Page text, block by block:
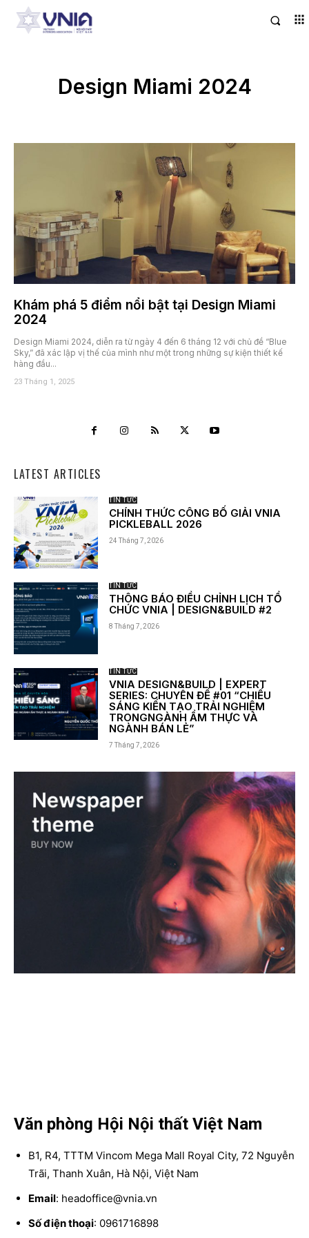
Design Miami 2024
Khám phá 5 điểm nổi bật tại Design Miami
2024
Design Miami 2024, diễn ra từ ngày 4 đến 6 tháng 12 với chủ đề “Blue
Sky,” đã xác lập vị thế của mình như một trong những sự kiện thiết kế
hàng đầu...
23 Tháng 1, 2025
LATEST ARTICLES
TIN TỨC
CHÍNH THỨC CÔNG BỐ GIẢI VNIA
PICKLEBALL 2026
24 Tháng 7, 2026
TIN TỨC
THÔNG BÁO ĐIỀU CHỈNH LỊCH TỔ
CHỨC VNIA | DESIGN&BUILD #2
8 Tháng 7, 2026
TIN TỨC
VNIA DESIGN&BUILD | EXPERT
SERIES: CHUYÊN ĐỀ #01 “CHIẾU
SÁNG KIẾN TẠO TRẢI NGHIỆM
TRONGNGÀNH ẨM THỰC VÀ
NGÀNH BÁN LẺ”
7 Tháng 7, 2026
Văn phòng Hội Nội thất Việt Nam
B1, R4, TTTM Vincom Mega Mall Royal City, 72 Nguyễn
Trãi, Thanh Xuân, Hà Nội, Việt Nam
Email: headoffice@vnia.vn
Số điện thoại: 0961716898